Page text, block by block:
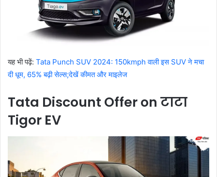
यह भी पढ़ें: Tata Punch SUV 2024: 150kmph वाली इस SUV ने मचा
दी धूम, 65% बढ़ी सेल्स;देखें कीमत और माइलेज
Tata Discount Offer on टाटा
Tigor EV